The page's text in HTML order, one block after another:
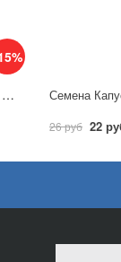
Семена Капуста белокоч. Трансфер F1 / Аэлита
26 руб 22